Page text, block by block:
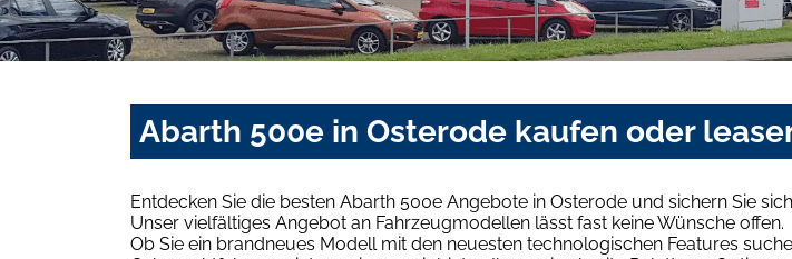
Abarth 500e in Osterode kaufen oder
Entdecken Sie die besten Abarth 500e Angebote in Osterode und sichern Sie
Unser vielfältiges Angebot an Fahrzeugmodellen lässt fast keine Wünsche offen.
Ob Sie ein brandneues Modell mit den neuesten technologischen Features